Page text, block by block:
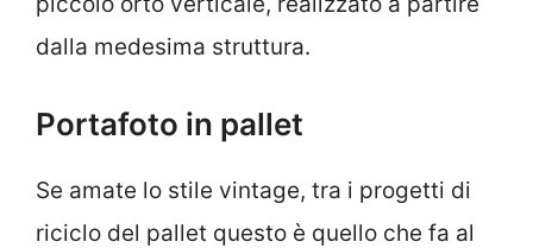
dalla medesima struttura.
Portafoto in pallet
Se amate lo stile vintage, tra i progetti di
riciclo del pallet questo è quello che fa al